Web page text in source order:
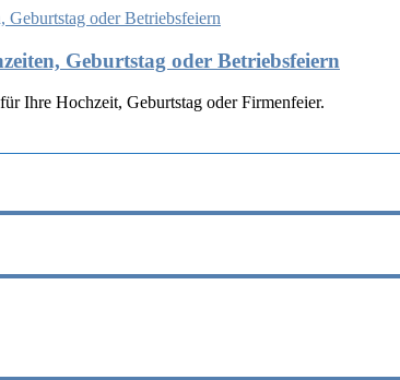
Geburtstag oder Betriebsfeiern
Ihre Hochzeit, Geburtstag oder Firmenfeier.